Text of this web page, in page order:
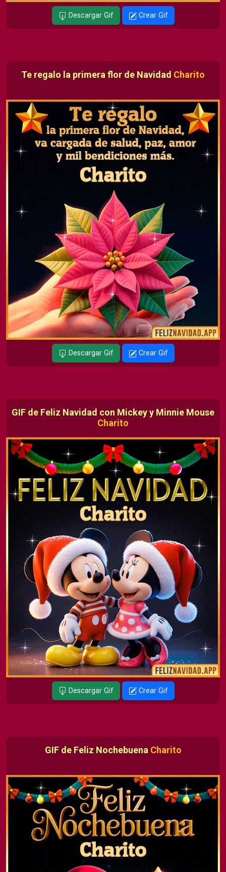
Descargar Gif Crear Gif
Te regalo la primera flor de Navidad Charito
Descargar Gif Crear Gif
GIF de Feliz Navidad con Mickey y Minnie Mouse
Charito
Descargar Gif Crear Gif
GIF de Feliz Nochebuena Charito